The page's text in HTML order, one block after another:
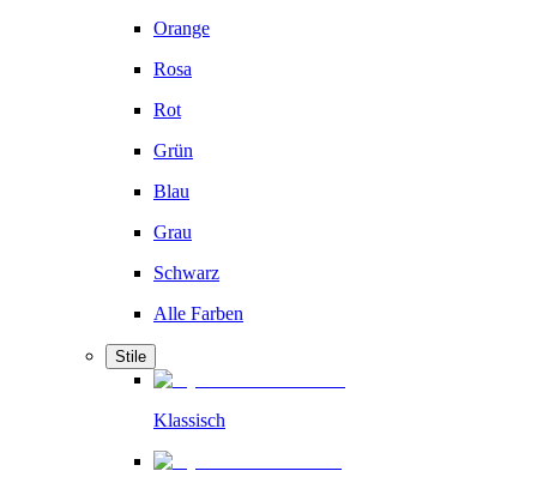
Orange
Rosa
Rot
Grün
Blau
Grau
Schwarz
Alle Farben
Stile
Klassisch